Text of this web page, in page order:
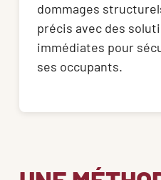
dommages
précis avec des
immédiates pour
ses occupants.